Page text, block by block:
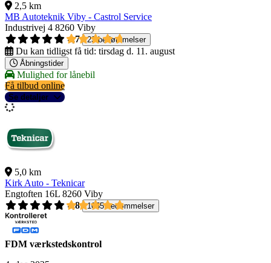
2,5 km
MB Autoteknik Viby - Castrol Service
Industrivej 4 8260 Viby
4,7
23 bedømmelser
Du kan tidligst få tid: tirsdag d. 11. august
Åbningstider
Mulighed for lånebil
Få tilbud online
Se detaljer
5,0 km
Kirk Auto - Teknicar
Engtoften 16L 8260 Viby
4,8
1055 bedømmelser
FDM værkstedskontrol